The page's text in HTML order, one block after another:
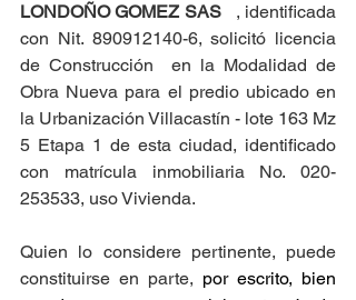
LONDOÑO GOMEZ SAS , identificada
con Nit. 890912140-6, solicitó licencia
de Construcción  en la Modalidad de
Obra Nueva para el predio ubicado en
la Urbanización Villacastín - lote 163 Mz
5 Etapa 1 de esta ciudad, identificado
con matrícula inmobiliaria No. 020-
253533, uso Vivienda.
Quien lo considere pertinente, puede
constituirse en parte, por escrito, bien